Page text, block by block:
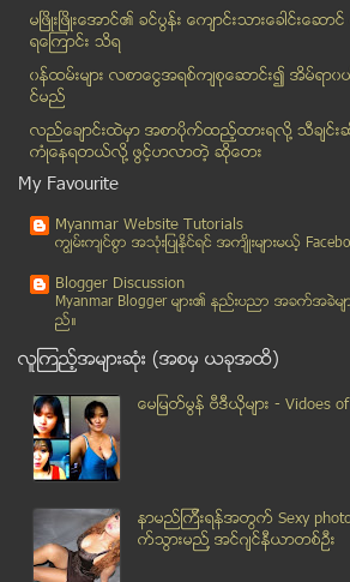
စီးပြား ၾကိဳးစားသူမ်ား ေရွာင္ရွားရန္ ၃ ခ်က္
စစ္ေတြၿမိဳ႕တြင္း ၀င္ေရာက္သည့္ မေလးရွား ၃
ေအာင္ျမင္ေသာ စြန္႔ဦးစီးပြား လုပ္ငန္းရွင္မ်ာ
မုန္႕ဖုတ္ဆုိဒါရဲ႕ အလွအပအတြက္ အသံုး၀င္ပုံ
ကခ်င္ျပည္နယ္အတြင္း လက္နက္ကိုင္မ်ားႏွင့္
ကမာၻ႔ပထမဆံုး ေရေပၚမွာ တည္ေဆာက္ထား
သာေကတ ႐ႈခင္းသာေကြ႕တြင္ ကြန္တိန္နာ
မနက္တိုင္း ဇနီးကို နမ္းေသာ အမ်ိဳးသားက သ
Screen ကြဲသြားတဲ့ ဖုန္းေတြအတြက္ အသစ္
ေဖ့စ္ဘြတ္ခ္မွာ ဖတ္႐ႈရတဲ့ ကာတြန္းမ်ား (၂၂-
ႀကံ႕ခိုင္ေရးအမတ္အခ်ိဳ႕ ႏွေျမာေနသည့္ ျမစ္
ညဖက္ အရွိန္ျပင္းေမာင္းတဲ့ ၿပိဳင္ကားေတြ
ဖုန္းစာခ်ဳပ္ ၊ ဆင္းကဒ္ေပ်ာက္ဆံုးပ်က္ဆီးသူမ်
မၿဖိဳးၿဖိဳးေအာင္၏ ခင္ပြန္း ေက်ာင္းသားေခါင္းေ
ရေၾကာင္း သိရ
၀န္ထမ္းမ်ား လစာေငြအရစ္က်စုေဆာင္း၍ အိမ္
င္မည္
လည္ေခ်ာင္းထဲမွာ အစာပိုက္ထည့္ထားရလုိ႔ သီခ်င္း
ကံဳေနရတယ္လို႔ ဖြင့္ဟလာတဲ့ ဆုိေတး
My Favourite
Myanmar Website Tutorials
ကၽြမ္းက်င္စြာ အသုံးျပဳႏုိင္ရင္ အက်ိဳးမ်ားမယ့္
Blogger Discussion
Myanmar Blogger မ်ား၏ နည္းပညာ အခက္အ
ည္။
လူၾကည့္အမ်ားဆုံး (အစမွ ယခုအထိ)
ေမျမတ္မြန္ ဗီဒီယုိမ်ား - Vidoes
နာမည္ၾကီးရန္အတြက္ Sexy
က္သြားမည္႔ အင္ဂ်င္နီယာတစ္ဦး